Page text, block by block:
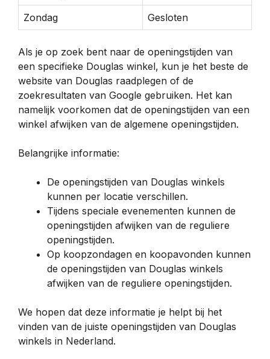
Zondag Gesloten
Als je op zoek bent naar de openingstijden van
een specifieke Douglas winkel, kun je het beste de
website van Douglas raadplegen of de
zoekresultaten van Google gebruiken. Het kan
namelijk voorkomen dat de openingstijden van een
winkel afwijken van de algemene openingstijden.
Belangrijke informatie:
De openingstijden van Douglas winkels
kunnen per locatie verschillen.
Tijdens speciale evenementen kunnen de
openingstijden afwijken van de reguliere
openingstijden.
Op koopzondagen en koopavonden kunnen
de openingstijden van Douglas winkels
afwijken van de reguliere openingstijden.
We hopen dat deze informatie je helpt bij het
vinden van de juiste openingstijden van Douglas
winkels in Nederland.